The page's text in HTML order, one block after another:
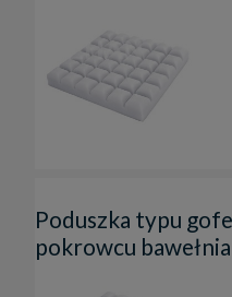
Poduszka typu
pokrowcu